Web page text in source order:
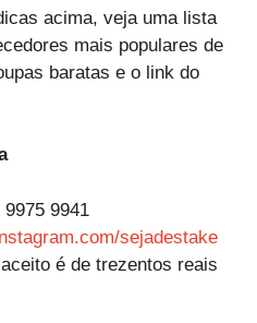
acima, veja uma lista
mais populares de
baratas e o link do
9941
sejadestake
é de trezentos reais